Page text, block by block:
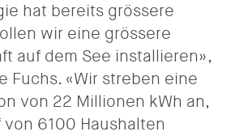
hat bereits grössere
wir eine grössere
auf dem See installieren»,
Fuchs. «Wir streben eine
von 22 Millionen kWh an,
6100 Haushalten